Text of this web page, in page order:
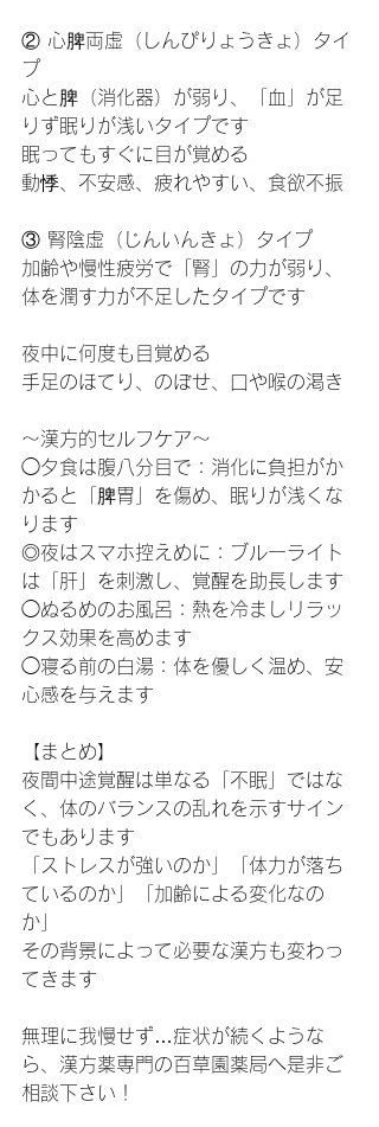
② 心脾両虚（しんぴりょうきょ）タイ
プ
心と脾（消化器）が弱り、「血」が足
りず眠りが浅いタイプです
眠ってもすぐに目が覚める
動悸、不安感、疲れやすい、食欲不振
③ 腎陰虚（じんいんきょ）タイプ
加齢や慢性疲労で「腎」の力が弱り、
体を潤す力が不足したタイプです
夜中に何度も目覚める
手足のほてり、のぼせ、口や喉の渇き
〜漢方的セルフケア〜
◯夕食は腹八分目で：消化に負担がか
かると「脾胃」を傷め、眠りが浅くな
ります
◎夜はスマホ控えめに：ブルーライト
は「肝」を刺激し、覚醒を助長します
◯ぬるめのお風呂：熱を冷ましリラッ
クス効果を高めます
◯寝る前の白湯：体を優しく温め、安
心感を与えます
【まとめ】
夜間中途覚醒は単なる「不眠」ではな
く、体のバランスの乱れを示すサイン
でもあります
「ストレスが強いのか」「体力が落ち
ているのか」「加齢による変化なの
か」
その背景によって必要な漢方も変わっ
てきます
無理に我慢せず…症状が続くような
ら、漢方薬専門の百草園薬局へ是非ご
相談下さい！